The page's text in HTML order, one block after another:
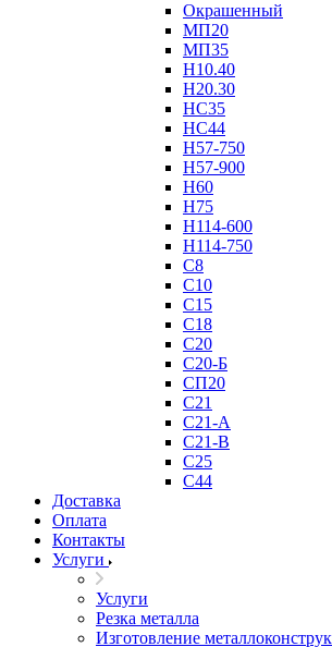
Окрашенный
МП20
МП35
Н10.40
Н20.30
НС35
НС44
Н57-750
Н57-900
Н60
Н75
Н114-600
Н114-750
С8
С10
С15
С18
С20
С20-Б
СП20
С21
С21-А
С21-В
С25
С44
Доставка
Оплата
Контакты
Услуги
Услуги
Резка металла
Изготовление